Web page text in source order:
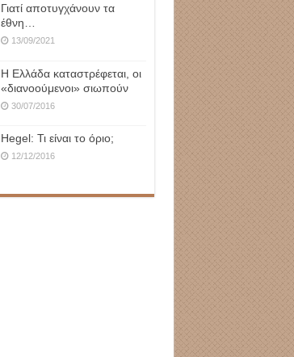
Γιατί αποτυγχάνουν τα
έθνη…
13/09/2021
Η Ελλάδα καταστρέφεται, οι
«διανοούμενοι» σιωπούν
30/07/2016
Hegel: Τι είναι το όριο;
12/12/2016